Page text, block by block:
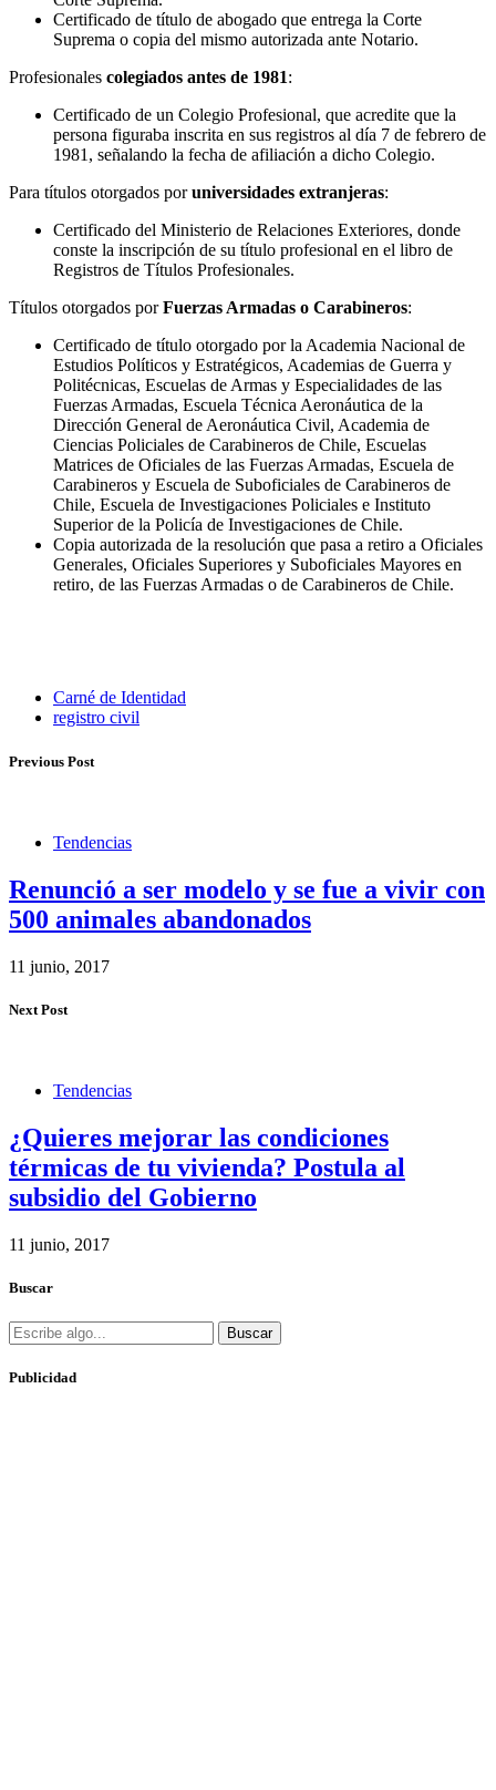
Certificado de título de abogado que entrega la Corte
Suprema o copia del mismo autorizada ante Notario.
Profesionales colegiados antes de 1981:
Certificado de un Colegio Profesional, que acredite que la
persona figuraba inscrita en sus registros al día 7 de febrero de
1981, señalando la fecha de afiliación a dicho Colegio.
Para títulos otorgados poruniversidades extranjeras:
Certificado del Ministerio de Relaciones Exteriores, donde
conste la inscripción de su título profesional en el libro de
Registros de Títulos Profesionales.
Títulos otorgados porFuerzas Armadas o Carabineros:
Certificado de título otorgado por la Academia Nacional de
Estudios Políticos y Estratégicos, Academias de Guerra y
Politécnicas, Escuelas de Armas y Especialidades de las
Fuerzas Armadas, Escuela Técnica Aeronáutica de la
Dirección General de Aeronáutica Civil, Academia de
Ciencias Policiales de Carabineros de Chile, Escuelas
Matrices de Oficiales de las Fuerzas Armadas, Escuela de
Carabineros y Escuela de Suboficiales de Carabineros de
Chile, Escuela de Investigaciones Policiales e Instituto
Superior de la Policía de Investigaciones de Chile.
Copia autorizada de la resolución que pasa a retiro a Oficiales
Generales, Oficiales Superiores y Suboficiales Mayores en
retiro, de las Fuerzas Armadas o de Carabineros de Chile.
Carné de Identidad
registro civil
Previous Post
Tendencias
Renunció a ser modelo y se fue a vivir con
500 animales abandonados
11 junio, 2017
Next Post
Tendencias
¿Quieres mejorar las condiciones
térmicas de tu vivienda? Postula al
subsidio del Gobierno
11 junio, 2017
Buscar
Buscar
Publicidad